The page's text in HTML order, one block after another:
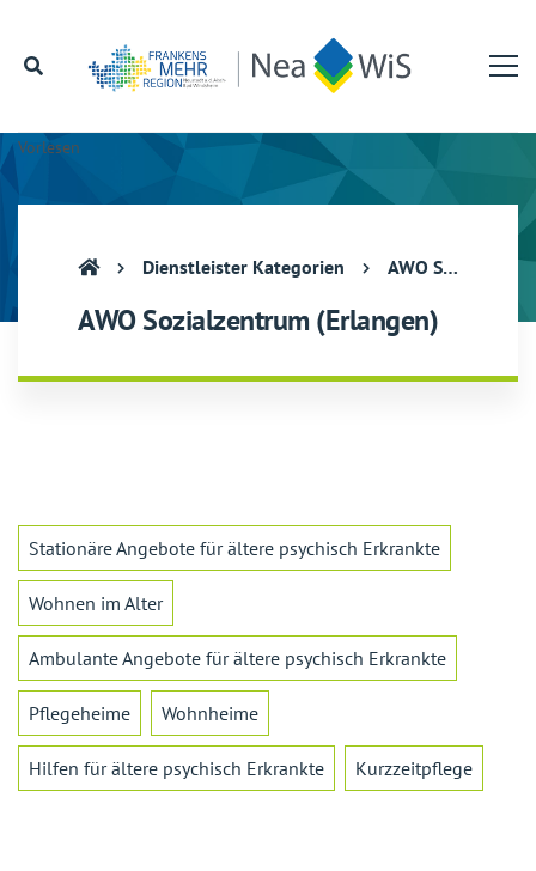
Vorlesen
Dienstleister Kategorien AWO Sozialzentrum (Erlangen)
AWO Sozialzentrum (Erlangen)
Stationäre Angebote für ältere psychisch Erkrankte
Wohnen im Alter
Ambulante Angebote für ältere psychisch Erkrankte
Pflegeheime Wohnheime
Hilfen für ältere psychisch Erkrankte Kurzzeitpflege